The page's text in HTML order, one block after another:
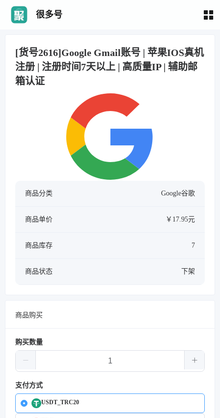
很多号
[货号2616]Google Gmail账号 | 苹果IOS真机
注册 | 注册时间7天以上 | 高质量IP | 辅助邮
箱认证
商品分类 Google谷歌
商品单价 ￥17.95元
商品库存 7
商品状态 下架
商品购买
购买数量
支付方式
USDT_TRC20